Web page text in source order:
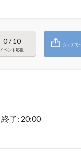
0/ 10
ベント応援
シェアで
了: 20:00